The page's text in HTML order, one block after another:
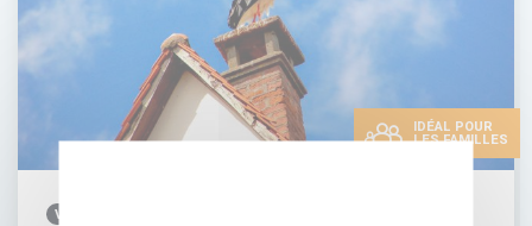
IDÉAL POUR
LES FAMILLES
VÉLO